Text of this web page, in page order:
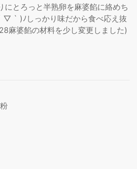
にとろっと半熟卵を麻婆餡に絡めち
▽ ` )ﾉしっかり味だから食べ応え抜
麻婆餡の材料を少し変更しました)